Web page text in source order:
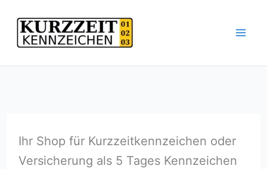
Inhalt
springen
Ihr Shop für Kurzzeitkennzeichen oder
Versicherung als 5 Tages Kennzeichen